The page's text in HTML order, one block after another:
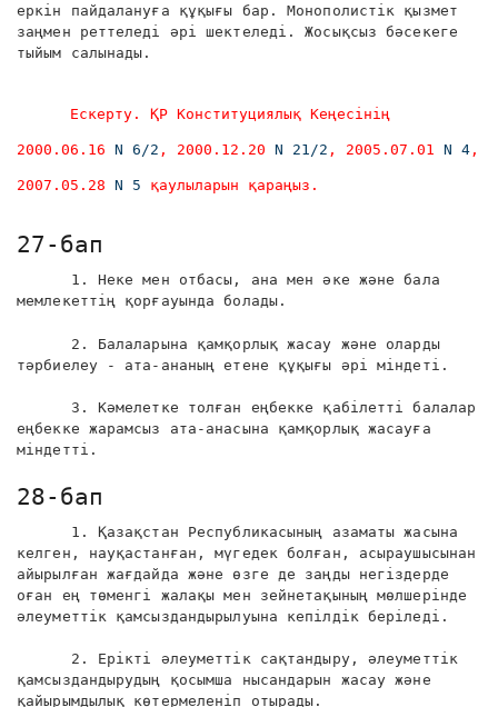
еркін пайдалануға құқығы бар. Монополистік қызмет
заңмен реттеледі әрі шектеледі. Жосықсыз бәсекеге
тыйым салынады.
Ескерту. ҚР Конституциялық Кеңесінің
2000.06.16 N 6/2 , 2000.12.20 N 21/2 , 2005.07.01 N 4 ,
2007.05.28 N 5 қаулыларын қараңыз.
27-бап
1. Неке мен отбасы, ана мен әке және бала
мемлекеттің қорғауында болады.
2. Балаларына қамқорлық жасау және оларды
тәрбиелеу - ата-ананың етене құқығы әрі міндеті.
3. Кәмелетке толған еңбекке қабілетті балалар
еңбекке жарамсыз ата-анасына қамқорлық жасауға
міндетті.
28-бап
1. Қазақстан Республикасының азаматы жасына
келген, науқастанған, мүгедек болған, асыраушысынан
айырылған жағдайда және өзге де заңды негіздерде
оған ең төменгі жалақы мен зейнетақының мөлшерінде
әлеуметтік қамсыздандырылуына кепілдік беріледі.
2. Ерікті әлеуметтік сақтандыру, әлеуметтік
қамсыздандырудың қосымша нысандарын жасау және
қайырымдылық көтермеленіп отырады.